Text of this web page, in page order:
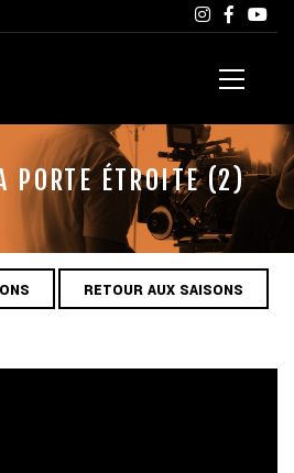
PORTE ÉTROITE (2)
RETOUR AUX SAISONS